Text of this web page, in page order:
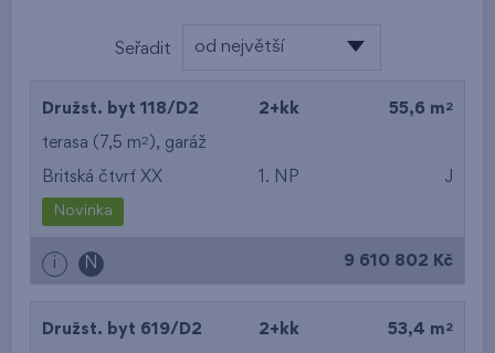
Seřadit od největší
od nejdražšího
od nejmenší plochy
Družst. byt 118/D2 2+kk 55,6 m 2
terasa (7,5 m2 ), garáž
Britská čtvrť XX 1. NP J
Novinka
i N 9 610 802 Kč
Družst. byt 619/D2 2+kk 53,4 m 2